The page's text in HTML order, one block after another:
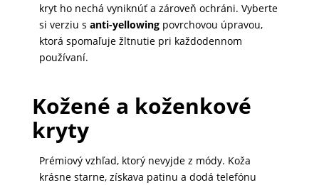
ZDRAVIE
MATKA
kryt ho nechá vyniknúť a zároveň ochráni. Vyberte
si verziu s anti-yellowingpovrchovou úpravou,
ktorá spomaľuje žltnutie pri každodennom
používaní.
Kožené a koženkové
kryty
Prémiový vzhľad, ktorý nevyjde z módy. Koža
krásne starne, získava patinu a dodá telefónu